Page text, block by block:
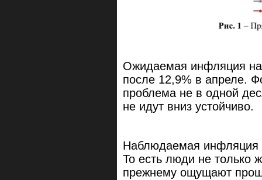
Ожидаемая инфляция
после 12,9% в апреле.
проблема не в одной
не идут вниз устойчиво.
Наблюдаемая инфляция
То есть люди не только
прежнему ощущают